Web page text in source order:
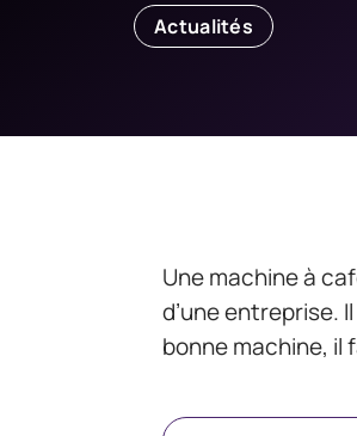
Actualités
Une machine à
d’une entreprise.
bonne machine, il